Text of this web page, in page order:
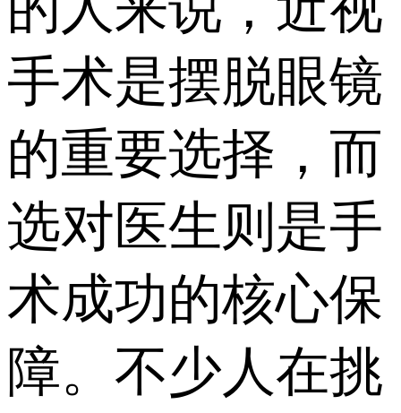
手术是摆脱眼镜
的重要选择，而
选对医生则是手
术成功的核心保
障。不少人在挑